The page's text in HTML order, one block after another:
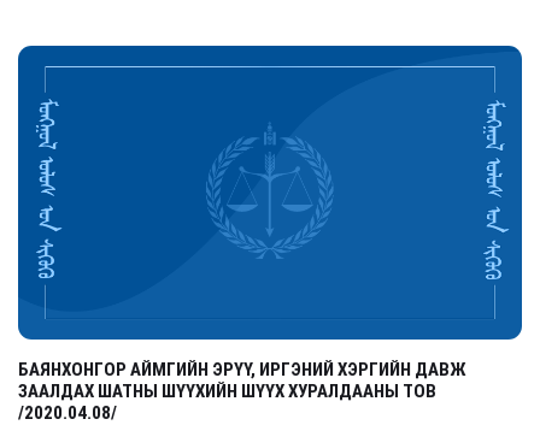
БАЯНХОНГОР АЙМГИЙН ЭРҮҮ, ИРГЭНИЙ ХЭРГИЙН ДАВЖ
ЗААЛДАХ ШАТНЫ ШҮҮХИЙН ШҮҮХ ХУРАЛДААНЫ ТОВ
/2020.04.08/